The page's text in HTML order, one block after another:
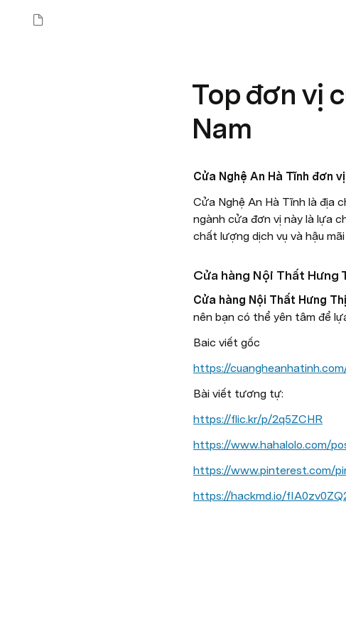
Top đơn vị
Nam
Cửa Nghệ An Hà Tĩnh đơn
Cửa Nghệ An Hà Tĩnh là địa
ngành cửa đơn vị này là lựa
chất lượng dịch vụ và hậu
Cửa hàng Nội Thất Hưng
Cửa hàng Nội Thất Hưng
nên bạn có thể yên tâm để
Baic viết gốc
https://
Bài viết tương tự:
https://flic.kr/p/2q5ZCHR
https://www.hahalolo.com/
https://www.pinterest.com/
https://hackmd.io/